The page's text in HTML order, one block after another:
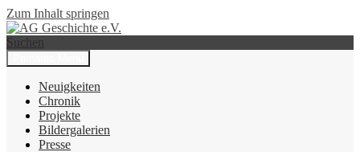
Zum Inhalt springen
AG Geschichte e.V.
Suchen
Neuigkeiten
Chronik
Projekte
Bildergalerien
Presse